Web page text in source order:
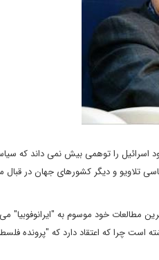
را توهمی بیش نمی داند که
تلاویو و دیگر کشورهای جهان در قبال
مطالعات خود موسوم به "ایرانوفوبیا"
است چرا که اعتقاد دارد که "پرونده